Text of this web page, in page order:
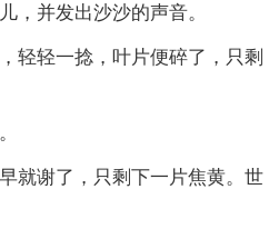
，并发出沙沙的声音。
轻轻一捻，叶片便碎了，只剩
就谢了，只剩下一片焦黄。世